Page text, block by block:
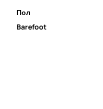
Пол
Barefoot